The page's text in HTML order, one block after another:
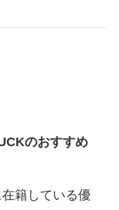
のおすすめ
籍している優